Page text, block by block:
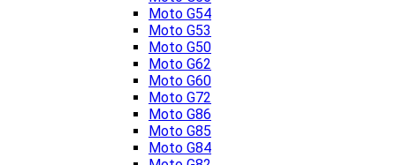
Moto G54
Moto G53
Moto G50
Moto G62
Moto G60
Moto G72
Moto G86
Moto G85
Moto G84